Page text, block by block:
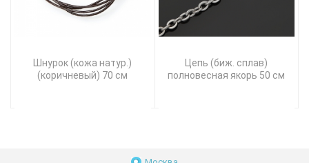
Шнурок (кожа натур.)
(коричневый) 70 см
Цепь (биж. сплав)
полновесная якорь 50 см